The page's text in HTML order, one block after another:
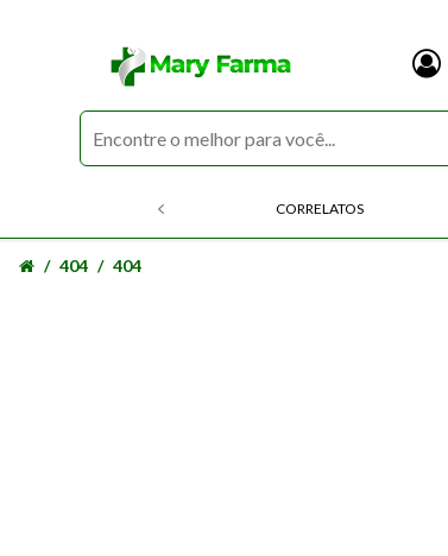
CORRELATOS
404 404